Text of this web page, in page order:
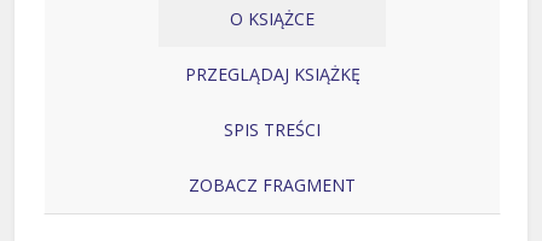
O KSIĄŻCE
PRZEGLĄDAJ KSIĄŻKĘ
SPIS TREŚCI
ZOBACZ FRAGMENT